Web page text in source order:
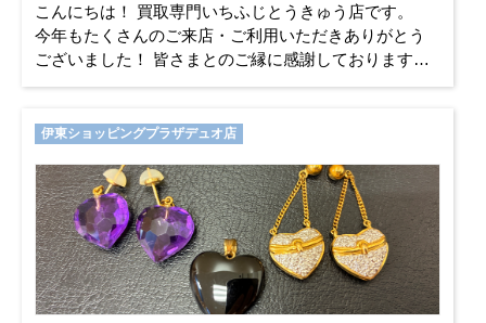
こんにちは！ 買取専門いちふじとうきゅう店です。
今年もたくさんのご来店・ご利用いただきありがとう
ございました！ 皆さまとのご縁に感謝しております。
来年も変わらぬご愛顧のほどよろしくお願いいたしま
伊東ショッピングプラザデュオ店